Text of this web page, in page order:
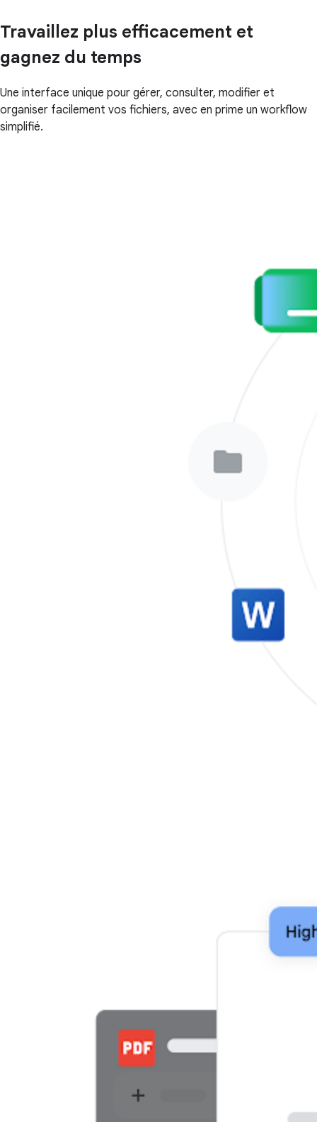
Travaillez plus efficacement et
gagnez du temps
Une interface unique pour gérer, consulter, modifier et
organiser facilement vos fichiers, avec en prime un workflow
simplifié.